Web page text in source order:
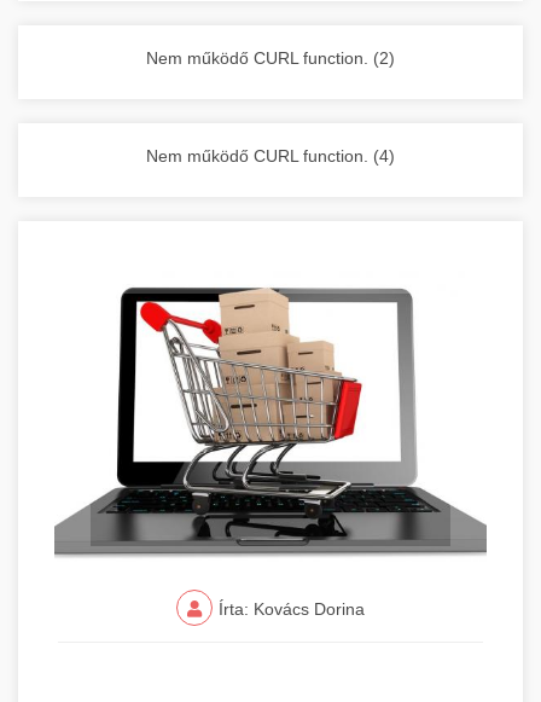
Nagykonyhai berendezések komplett
Nem működő CURL function. (2)
Nem működő CURL function. (4)
Írta: Kovács Dorina